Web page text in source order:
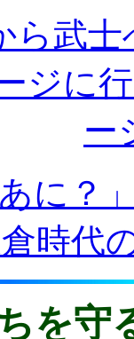
ら武
ジに
ー
あに？
時代
を守